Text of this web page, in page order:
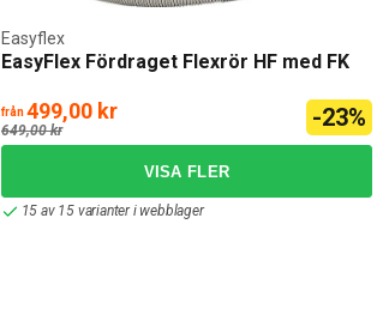
EasyFlex Fördraget Flexrör HF med FK
Easyflex
från 499,00 kr
649,00 kr -23%
15 av 15 varianter i webblager